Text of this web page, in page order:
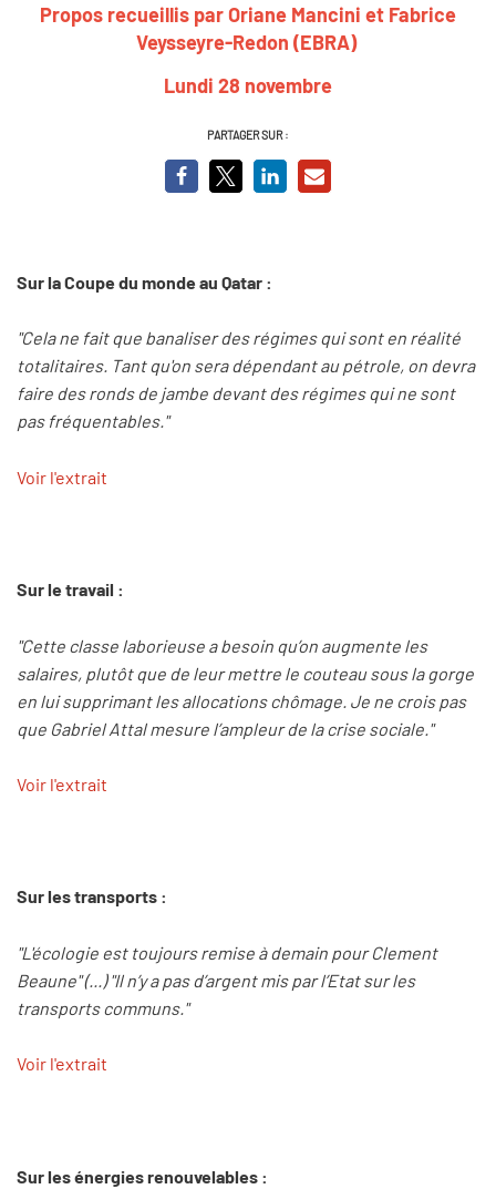
Propos recueillis par Oriane Mancini et Fabrice
Veysseyre-Redon (EBRA)
Lundi 28 novembre
PARTAGER SUR :
Sur la Coupe du monde au Qatar :
"Cela ne fait que banaliser des régimes qui sont en réalité
totalitaires. Tant qu'on sera dépendant au pétrole, on devra
faire des ronds de jambe devant des régimes qui ne sont
pas fréquentables."
Voir l'extrait
Sur le travail :
"Cette classe laborieuse a besoin qu’on augmente les
salaires, plutôt que de leur mettre le couteau sous la gorge
en lui supprimant les allocations chômage. Je ne crois pas
que Gabriel Attal mesure l’ampleur de la crise sociale."
Voir l'extrait
Sur les transports :
"L'écologie est toujours remise à demain pour Clement
Beaune" (...) "Il n’y a pas d’argent mis par l’Etat sur les
transports communs."
Voir l'extrait
Sur les énergies renouvelables :